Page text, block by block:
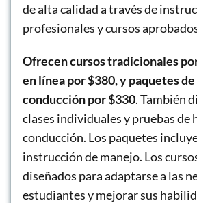
de alta calidad a través de
profesionales y cursos
Ofrecen cursos tradicionales
en línea por $380, y paquetes
conducción por $330. También
clases individuales y pruebas de
conducción. Los paquetes
instrucción de manejo. Los
diseñados para adaptarse a las
estudiantes y mejorar sus